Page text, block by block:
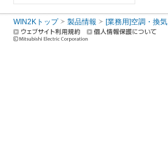
WIN2Kトップ 製品情報 [業務用]空調・換気